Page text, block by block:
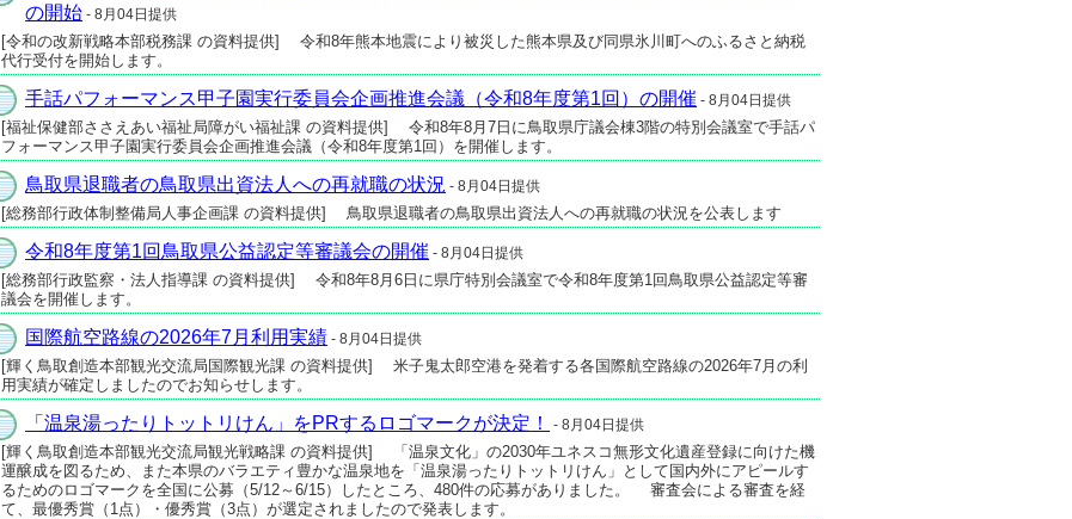
の開始 - 8月04日提供
[令和の改新戦略本部税務課 の資料提供] 令和8年熊本地震により被災した熊本県及び同県氷川町へのふるさと納税
代行受付を開始します。
手話パフォーマンス甲子園実行委員会企画推進会議（令和8年度第1回）の開催 - 8月04日提供
[福祉保健部ささえあい福祉局障がい福祉課 の資料提供] 令和8年8月7日に鳥取県庁議会棟3階の特別会議室で手話パ
フォーマンス甲子園実行委員会企画推進会議（令和8年度第1回）を開催します。
鳥取県退職者の鳥取県出資法人への再就職の状況 - 8月04日提供
[総務部行政体制整備局人事企画課 の資料提供] 鳥取県退職者の鳥取県出資法人への再就職の状況を公表します
令和8年度第1回鳥取県公益認定等審議会の開催 - 8月04日提供
[総務部行政監察・法人指導課 の資料提供] 令和8年8月6日に県庁特別会議室で令和8年度第1回鳥取県公益認定等審
議会を開催します。
国際航空路線の2026年7月利用実績 - 8月04日提供
[輝く鳥取創造本部観光交流局国際観光課 の資料提供] 米子鬼太郎空港を発着する各国際航空路線の2026年7月の利
用実績が確定しましたのでお知らせします。
「温泉湯ったりトットリけん」をPRするロゴマークが決定！ - 8月04日提供
[輝く鳥取創造本部観光交流局観光戦略課 の資料提供] 「温泉文化」の2030年ユネスコ無形文化遺産登録に向けた機
運醸成を図るため、また本県のバラエティ豊かな温泉地を「温泉湯ったりトットリけん」として国内外にアピールす
るためのロゴマークを全国に公募（5/12～6/15）したところ、480件の応募がありました。 審査会による審査を経
て、最優秀賞（1点）・優秀賞（3点）が選定されましたので発表します。